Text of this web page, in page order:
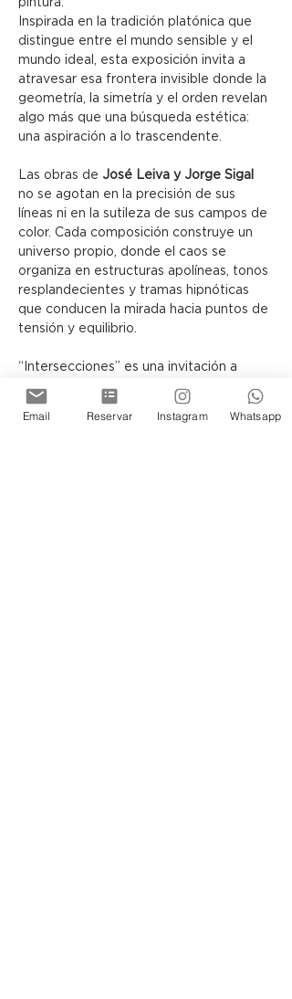
pintura.
Inspirada en la tradición platónica que
distingue entre el mundo sensible y el
mundo ideal, esta exposición invita a
atravesar esa frontera invisible donde la
geometría, la simetría y el orden revelan
algo más que una búsqueda estética:
una aspiración a lo trascendente.
Las obras de José Leiva y Jorge Sigal
no se agotan en la precisión de sus
líneas ni en la sutileza de sus campos de
color. Cada composición construye un
universo propio, donde el caos se
organiza en estructuras apolíneas, tonos
resplandecientes y tramas hipnóticas
que conducen la mirada hacia puntos de
tensión y equilibrio.
“Intersecciones” es una invitación a
contemplar cómo, a través del lenguaje
abstracto, el lienzo puede
transformarse en una arquitectura
Email Reservar Instagram Whatsapp